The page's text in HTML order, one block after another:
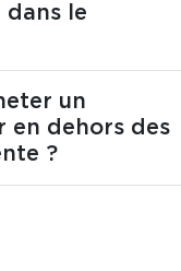
dans le
un
en dehors des
?